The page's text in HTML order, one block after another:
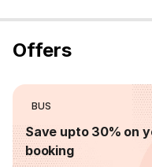
Offers
BUS
Save upto 30% on
booking